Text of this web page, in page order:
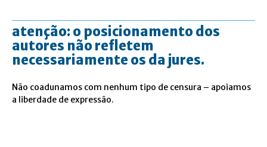
atenção: o posicionamento dos
autores não refletem
necessariamente os da jures.
Não coadunamos com nenhum tipo de censura – apoiamos
a liberdade de expressão.